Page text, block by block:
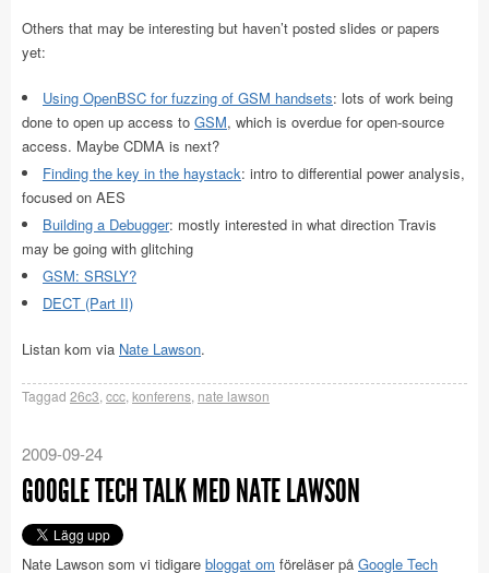
Others that may be interesting but haven’t posted slides or papers
yet:
Using OpenBSC for fuzzing of GSM handsets: lots of work being
done to open up access to GSM, which is overdue for open-source
access. Maybe CDMA is next?
Finding the key in the haystack: intro to differential power analysis,
focused on AES
Building a Debugger: mostly interested in what direction Travis
may be going with glitching
GSM: SRSLY?
DECT (Part II)
Listan kom via Nate Lawson.
Taggad 26c3 ccc konferens nate lawson
2009-09-24
GOOGLE TECH TALK MED NATE LAWSON
Nate Lawson som vi tidigare bloggat om föreläser på Google Tech